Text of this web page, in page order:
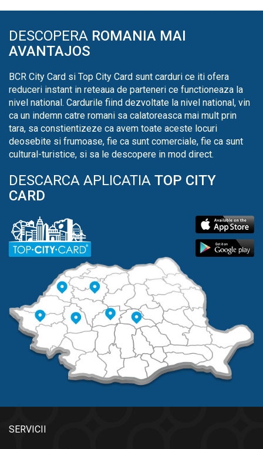
DESCOPERA ROMANIA MAI
AVANTAJOS
BCR City Card si Top City Card sunt carduri ce iti ofera
reduceri instant in reteaua de parteneri ce functioneaza la
nivel national. Cardurile fiind dezvoltate la nivel national, vin
ca un indemn catre romani sa calatoreasca mai mult prin
tara, sa constientizeze ca avem toate aceste locuri
deosebite si frumoase, fie ca sunt comerciale, fie ca sunt
cultural-turistice, si sa le descopere in mod direct.
DESCARCA APLICATIA TOP CITY
CARD
SERVICII